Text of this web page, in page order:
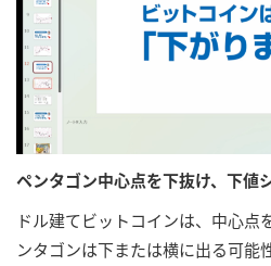
ペンタゴン中心点を下抜け、下値
ドル建てビットコインは、中心点
ンタゴンは下または横に出る可能